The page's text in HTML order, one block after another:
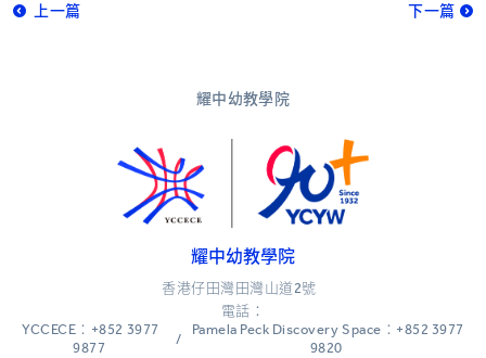
上一篇 下一篇
耀中幼教學院
耀中幼教學院
香港仔田灣田灣山道2號
電話：
YCCECE：+852 3977
9877
/
Pamela Peck Discovery Space：+852 3977
9820